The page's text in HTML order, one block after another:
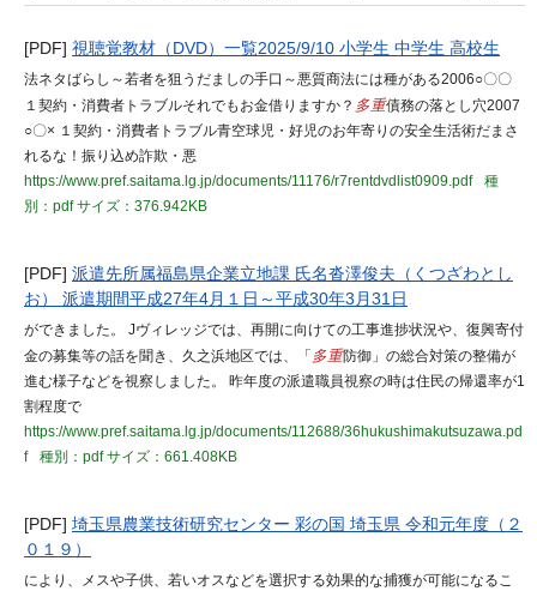
[PDF] 視聴覚教材（DVD）一覧2025/9/10 小学生 中学生 高校生
法ネタばらし～若者を狙うだましの手口～悪質商法には種がある2006○〇〇
１契約・消費者トラブルそれでもお金借りますか？ 多重債務の落とし穴2007
○〇× １契約・消費者トラブル青空球児・好児のお年寄りの安全生活術だまさ
れるな！振り込め詐欺・悪
https://www.pref.saitama.lg.jp/documents/11176/r7rentdvdlist0909.pdf
種
別：pdfサイズ：376.942KB
[PDF] 派遣先所属福島県企業立地課 氏名沓澤俊夫（くつざわとし
お） 派遣期間平成27年4月１日～平成30年3月31日
ができました。 Jヴィレッジでは、再開に向けての工事進捗状況や、復興寄付
金の募集等の話を聞き、久之浜地区では、「 多重防御」の総合対策の整備が
進む様子などを視察しました。 昨年度の派遣職員視察の時は住民の帰還率が1
割程度で
https://www.pref.saitama.lg.jp/documents/112688/36hukushimakutsuzawa.pd
f
種別：pdfサイズ：661.408KB
[PDF] 埼玉県農業技術研究センター 彩の国 埼玉県 令和元年度（２
０１９）
により、メスや子供、若いオスなどを選択する効果的な捕獲が可能になるこ